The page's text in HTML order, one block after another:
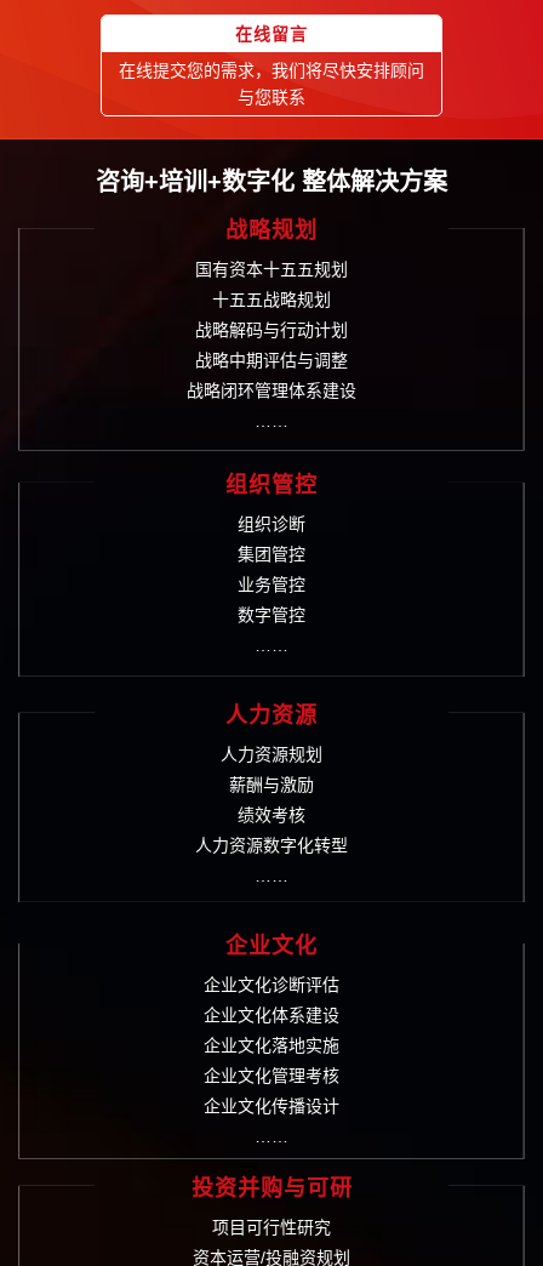
在线留言
在线提交您的需求，我们将尽快安排顾问
与您联系
咨询+培训+数字化 整体解决方案
战略规划
国有资本十五五规划
十五五战略规划
战略解码与行动计划
战略中期评估与调整
战略闭环管理体系建设
组织管控
组织诊断
集团管控
业务管控
数字管控
人力资源
人力资源规划
薪酬与激励
绩效考核
人力资源数字化转型
企业文化
企业文化诊断评估
企业文化体系建设
企业文化落地实施
企业文化管理考核
企业文化传播设计
投资并购与可研
项目可行性研究
资本运营/投融资规划